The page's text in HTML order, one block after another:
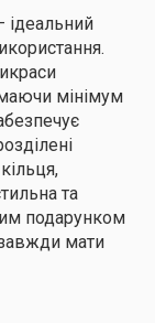
ідеальний
мінімум
та
подарунком
мати